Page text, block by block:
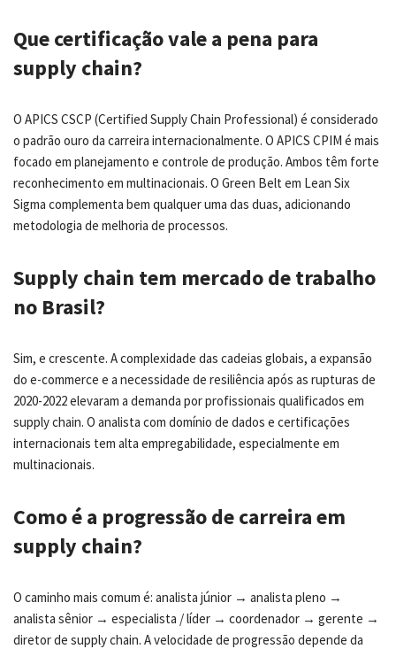
Que certificação vale a pena para
supply chain?
O APICS CSCP (Certified Supply Chain Professional) é considerado
o padrão ouro da carreira internacionalmente. O APICS CPIM é mais
focado em planejamento e controle de produção. Ambos têm forte
reconhecimento em multinacionais. O Green Belt em Lean Six
Sigma complementa bem qualquer uma das duas, adicionando
metodologia de melhoria de processos.
Supply chain tem mercado de trabalho
no Brasil?
Sim, e crescente. A complexidade das cadeias globais, a expansão
do e-commerce e a necessidade de resiliência após as rupturas de
2020-2022 elevaram a demanda por profissionais qualificados em
supply chain. O analista com domínio de dados e certificações
internacionais tem alta empregabilidade, especialmente em
multinacionais.
Como é a progressão de carreira em
supply chain?
O caminho mais comum é: analista júnior → analista pleno →
analista sênior → especialista / líder → coordenador → gerente →
diretor de supply chain. A velocidade de progressão depende da